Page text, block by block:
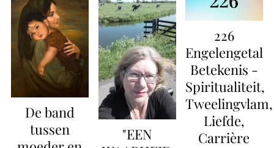
De band
tussen
"EEN
226
Engelengetal
Betekenis -
Spiritualiteit,
Tweelingvlam,
Liefde,
Carrière